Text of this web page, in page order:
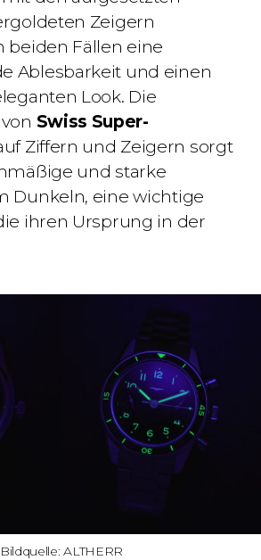
Zeigern
beiden Fällen eine
Ablesbarkeit und einen
Look. Die
Swiss Super-
Ziffern und Zeigern sorgt
und starke
Dunkeln, eine wichtige
ihren Ursprung in der
Bildquelle: ALTHERR